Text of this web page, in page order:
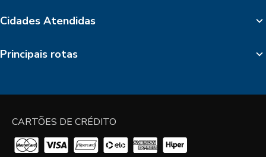
Cidades Atendidas
Principais rotas
CARTÕES DE CRÉDITO